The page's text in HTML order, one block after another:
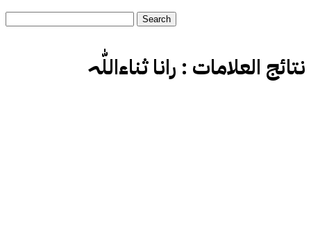
نتائج العلامات : رانا ثناءاللّٰہ